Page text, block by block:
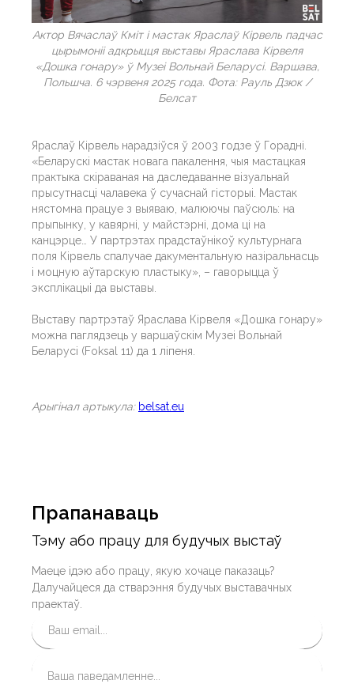
Актор Вячаслаў Кміт і мастак Яраслаў Кірвель падчас
цырымоніі адкрыцця выставы Яраслава Кірвеля
«Дошка гонару» ў Музеі Вольнай Беларусі. Варшава,
Польшча. 6 чэрвеня 2025 года. Фота: Рауль Дзюк /
Белсат
Яраслаў Кірвель нарадзіўся ў 2003 годзе ў Горадні.
«Беларускі мастак новага пакалення, чыя мастацкая
практыка скіраваная на даследаванне візуальнай
прысутнасці чалавека ў сучаснай гісторыі. Мастак
нястомна працуе з выяваю, малюючы паўсюль: на
прыпынку, у кавярні, у майстэрні, дома ці на
канцэрце… У партрэтах прадстаўнікоў культурнага
поля Кірвель спалучае дакументальную назіральнасць
і моцную аўтарскую пластыку», – гаворыцца ў
эксплікацыі да выставы.
Выставу партрэтаў Яраслава Кірвеля «Дошка гонару»
можна паглядзець у варшаўскім Музеі Вольнай
Беларусі (Foksal 11) да 1 ліпеня.
Арыгiнал артыкула: belsat.eu
Прапанаваць
Тэму або працу для будучых выстаў
Маеце ідэю або працу, якую хочаце паказаць?
Далучайцеся да стварэння будучых выставачных
праектаў.